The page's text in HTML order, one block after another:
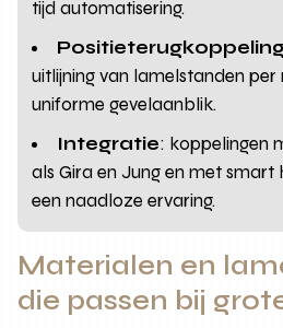
tijd automatisering.
uitlijning van lamelstanden
uniforme gevelaanblik.
Integratie: koppelingen
als Gira en Jung en met
een naadloze ervaring.
Materialen en
die passen bij